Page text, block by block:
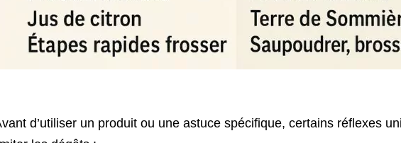
d’utiliser un produit ou une astuce spécifique, certains réflexes